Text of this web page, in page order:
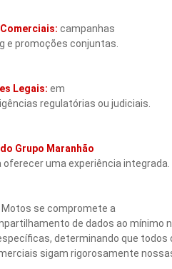
campanhas
e promoções conjuntas.
Legais: em
regulatórias ou judiciais.
Grupo Maranhão
oferecer uma experiência integrada.
Motos se compromete a
de dados ao mínimo
determinando que todos
sigam rigorosamente